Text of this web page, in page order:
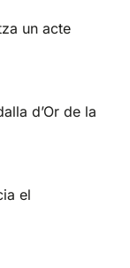
un acte
d’Or de la
el